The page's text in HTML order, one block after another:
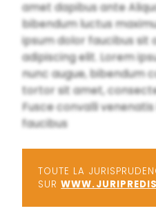
amet dapibus ante
bibendum luctus
ipsum dolor faucibus
adipiscing elit. Lorem
nunc augue, bibendum
tortor sit amet,
Fusce convalli
faucibus
TOUTE LA
SUR